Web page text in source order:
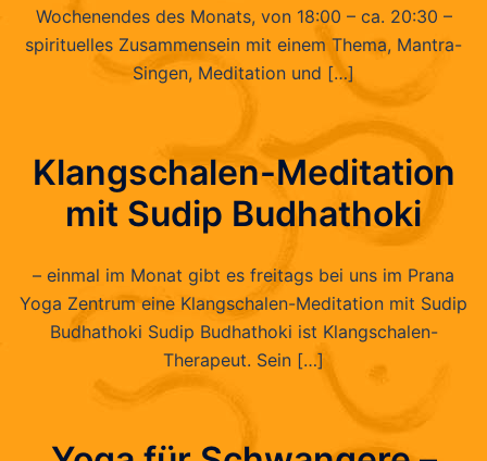
Wochenendes des Monats, von 18:00 – ca. 20:30 –
spirituelles Zusammensein mit einem Thema, Mantra-
Singen, Meditation und […]
Klangschalen-Meditation
mit Sudip Budhathoki
– einmal im Monat gibt es freitags bei uns im Prana
Yoga Zentrum eine Klangschalen-Meditation mit Sudip
Budhathoki Sudip Budhathoki ist Klangschalen-
Therapeut. Sein […]